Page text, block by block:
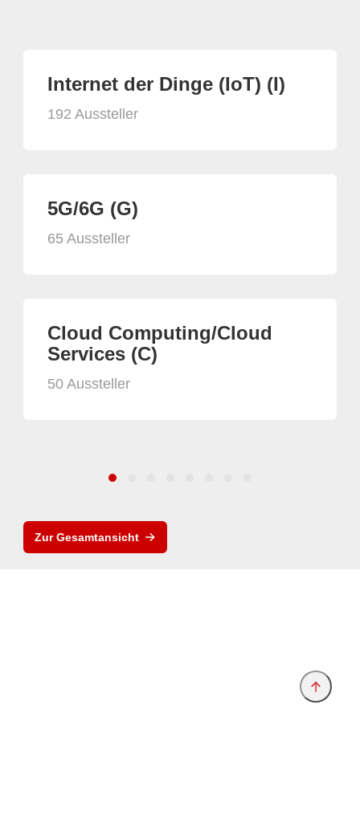
Internet der Dinge (IoT) (I)
192 Aussteller
5G/6G (G)
65 Aussteller
Cloud Computing/Cloud
Services (C)
50 Aussteller
Zur Gesamtansicht